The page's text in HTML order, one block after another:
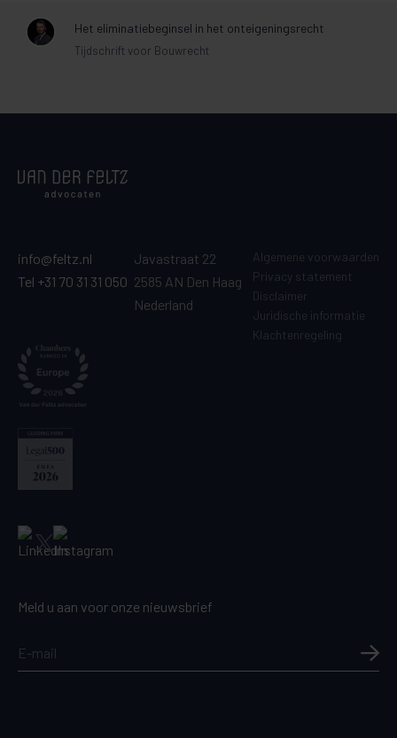
Het eliminatiebeginsel in het onteigeningsrecht
Tijdschrift voor Bouwrecht
info@feltz.nl
Tel +31 70 31 31 050
Javastraat 22
2585 AN Den Haag
Nederland
Algemene voorwaarden
Privacy statement
Disclaimer
Juridische informatie
Klachtenregeling
Meld u aan voor onze nieuwsbrief